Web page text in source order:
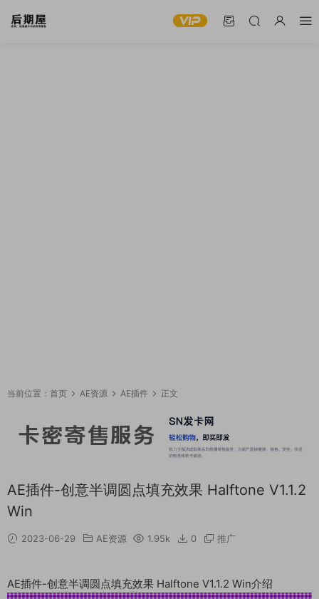
当前位置： 首页 AE资源 AE插件 正文
AE插件-创意半调圆点填充效果 Halftone V1.1.2
Win
2023-06-29 AE资源 1.95k 0 推广
AE插件-创意半调圆点填充效果 Halftone V1.1.2 Win介绍